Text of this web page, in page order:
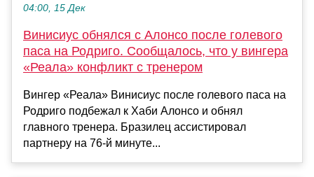
04:00, 15 Дек
Винисиус обнялся с Алонсо после голевого
паса на Родриго. Сообщалось, что у вингера
«Реала» конфликт с тренером
Вингер «Реала» Винисиус после голевого паса на
Родриго подбежал к Хаби Алонсо и обнял
главного тренера. Бразилец ассистировал
партнеру на 76-й минуте...